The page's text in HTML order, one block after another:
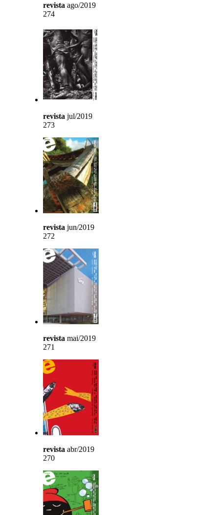
revista ago/2019
274
revista jul/2019
273
revista jun/2019
272
revista mai/2019
271
revista abr/2019
270